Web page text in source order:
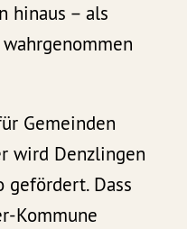
hinaus – als
Gemeinden
wird Denzlingen
gefördert. Dass
Kommune